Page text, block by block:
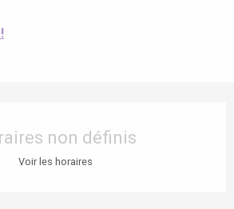
favoris
non définis
Voir les horaires